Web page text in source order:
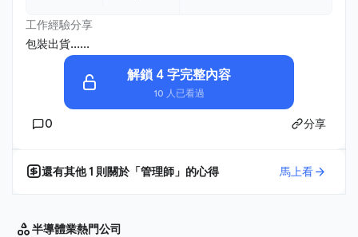
工作經驗分享
包裝出貨......
解鎖 4 字完整內容
10 人已看過
0 分享
還有其他1 則關於「管理師 」的心得 馬上看
半導體業熱門公司